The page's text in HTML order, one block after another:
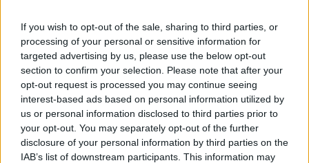
If you wish to opt-out of the sale, sharing to third parties, or
processing of your personal or sensitive information for
targeted advertising by us, please use the below opt-out
section to confirm your selection. Please note that after your
opt-out request is processed you may continue seeing
interest-based ads based on personal information utilized by
us or personal information disclosed to third parties prior to
your opt-out. You may separately opt-out of the further
disclosure of your personal information by third parties on the
IAB’s list of downstream participants. This information may